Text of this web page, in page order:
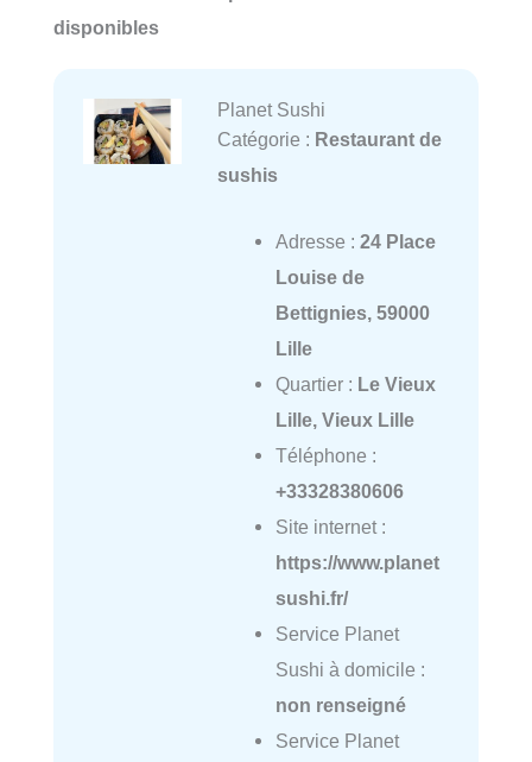
disponibles
Planet Sushi
Catégorie : Restaurant de
sushis
Adresse : 24 Place
Louise de
Bettignies, 59000
Lille
Quartier : Le Vieux
Lille, Vieux Lille
Téléphone :
+33328380606
Site internet :
https://www.planet
sushi.fr/
Service Planet
Sushi à domicile :
non renseigné
Service Planet